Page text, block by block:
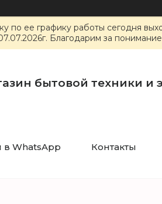
по ее графику работы сегодня
Благодарим за
бытовой техники и
в WhatsApp Контакты